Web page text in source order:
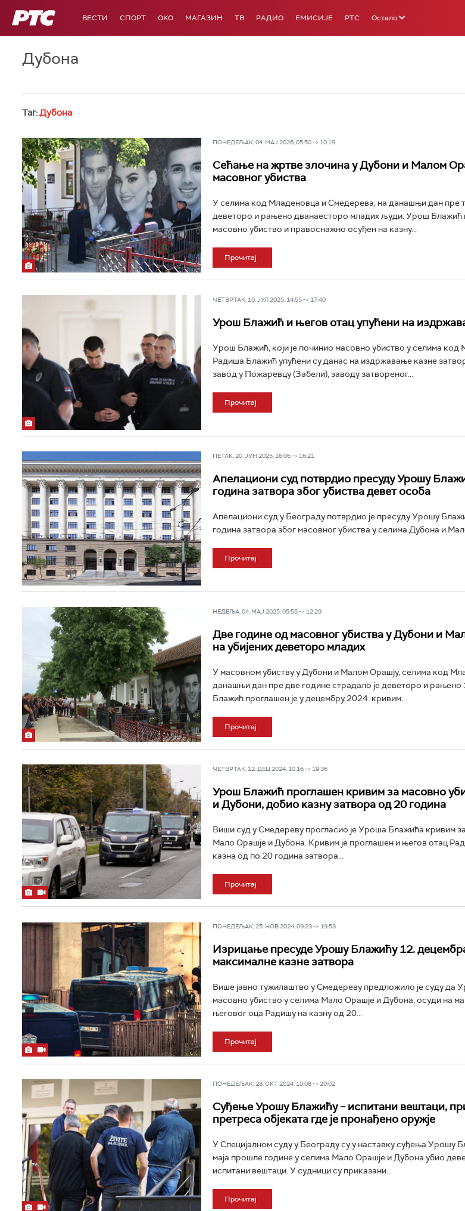
РТС ВЕСТИ СПОРТ OKO МАГАЗИН ТВ РАДИО ЕМИСИЈЕ РТС Остало
Дубона
Таг:Дубона
ПОНЕДЕЉАК, 04. МАЈ 2026, 05:50 -> 10:19
Сећање на жртве злочина у Дубони и Малом
масовног убиства
У селима код Младеновца и Смедерева, на данашњи дан пре
деветоро и рањено дванаесторо младих људи. Урош Блажић
масовно убиство и правоснажно осуђен на казну...
Прочитај
ЧЕТВРТАК, 10. ЈУЛ 2025, 14:55 -> 17:40
Урош Блажић и његов отац упућени на
Урош Блажић, који је починио масовно убиство у селима код
Радиша Блажић упућени су данас на издржавање казне
завод у Пожаревцу (Забели), заводу затвореног...
Прочитај
ПЕТАК, 20. ЈУН 2025, 16:06 -> 16:21
Апелациони суд потврдио пресуду Урошу
година затвора због убиства девет особа
Апелациони суд у Београду потврдио је пресуду Урошу
година затвора због масовног убиства у селима Дубона и
Прочитај
НЕДЕЉА, 04. МАЈ 2025, 05:55 -> 12:29
Две године од масовног убиства у Дубони и
на убијених деветоро младих
У масовном убиству у Дубони и Малом Орашју, селима код
данашњи дан пре две године страдало је деветоро и
Блажић проглашен је у децембру 2024. кривим...
Прочитај
ЧЕТВРТАК, 12. ДЕЦ 2024, 10:16 -> 19:36
Урош Блажић проглашен кривим за масовно
и Дубони, добио казну затвора од 20 година
Виши суд у Смедереву прогласио је Уроша Блажића кривим
Мало Орашје и Дубона. Кривим је проглашен и његов отац
казна од по 20 година затвора...
Прочитај
ПОНЕДЕЉАК, 25. НОВ 2024, 09:23 -> 19:53
Изрицање пресуде Урошу Блажићу 12.
максималне казне затвора
Више јавно тужилаштво у Смедереву предложило је суду да
масовно убиство у селима Мало Орашје и Дубона, осуди на
његовог оца Радишу на казну од 20...
Прочитај
ПОНЕДЕЉАК, 28. ОКТ 2024, 10:08 -> 20:02
Суђење Урошу Блажићу – испитани вештаци,
претреса објеката где је пронађено оружје
У Специјалном суду у Београду су у наставку суђења Урошу
маја прошле године у селима Мало Орашје и Дубона убио
испитани вештаци. У судници су приказани...
Прочитај